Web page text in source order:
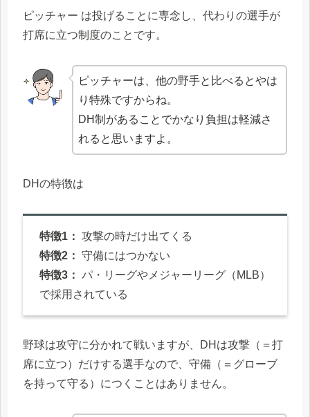
ピッチャー は投げることに専念し、代わりの選手が
打席に立つ制度のことです。
ピッチャーは、他の野手と比べるとやは
り特殊ですからね。
DH制があることでかなり負担は軽減さ
れると思いますよ。
DHの特徴は
特徴1： 攻撃の時だけ出てくる
特徴2： 守備にはつかない
特徴3： パ・リーグやメジャーリーグ（MLB）
で採用されている
野球は攻守に分かれて戦いますが、DHは攻撃（＝打
席に立つ）だけする選手なので、守備（＝グローブ
を持って守る）につくことはありません。